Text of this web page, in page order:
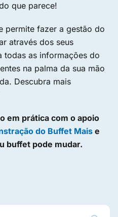
que parece!
permite fazer a gestão do
através dos seus
todas as informações do
na palma da sua mão
Descubra mais
em prática com o apoio
do Buffet Mais e
buffet pode mudar.